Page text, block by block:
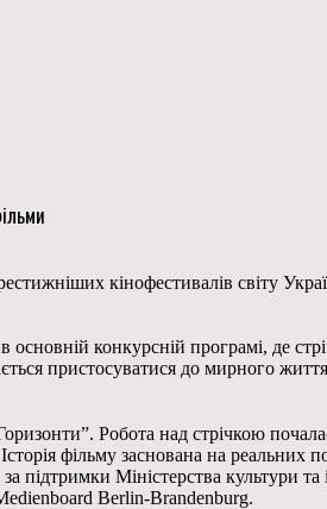
кінофестивалів світу
конкурсній програмі, де
пристосуватися до мирного
Робота над стрічкою
фільму заснована на реальних
Міністерства культури
Berlin-Brandenburg.